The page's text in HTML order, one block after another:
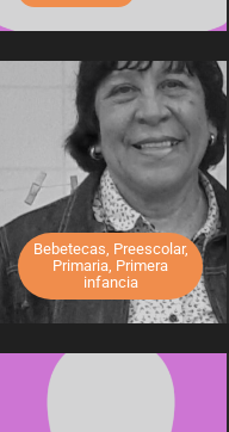
Bebetecas, Preescolar,
Primaria, Primera
infancia